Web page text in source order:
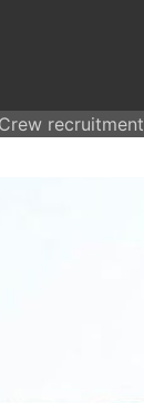
Crew recruitment